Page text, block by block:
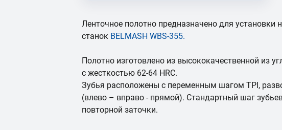
Ленточное полотно предназначено для установки
станок BELMASH WBS-355.
Полотно изготовлено из высококачественной из
с жесткостью 62-64 HRC.
Зубья расположены с переменным шагом TPI,
(влево – вправо - прямой). Стандартный шаг
повторной заточки.